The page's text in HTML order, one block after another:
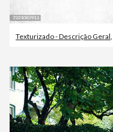
Texturizado - Descrição Geral